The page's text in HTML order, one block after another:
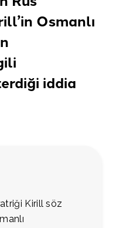
Osmanlı
iddia
Kirill söz